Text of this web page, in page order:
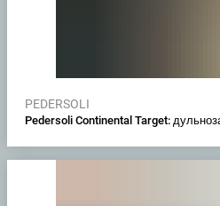
PEDERSOLI
Pedersoli Continental Target: